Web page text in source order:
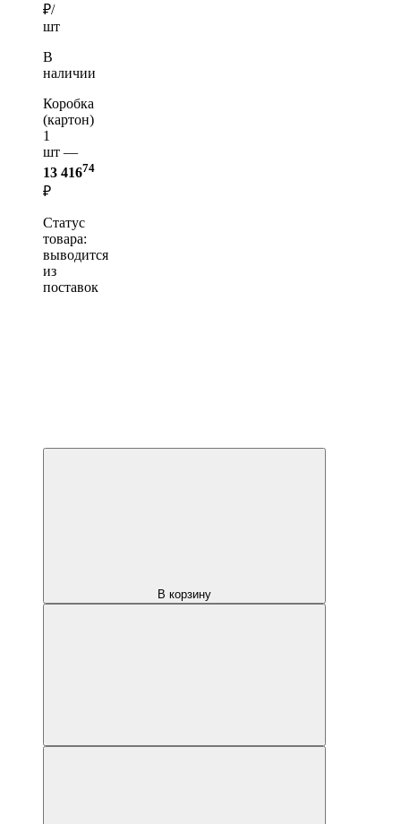
₽/
шт
В
наличии
Коробка
(картон)
1
шт —
13 41674
₽
Статус
товара:
выводится
из
поставок
В корзину